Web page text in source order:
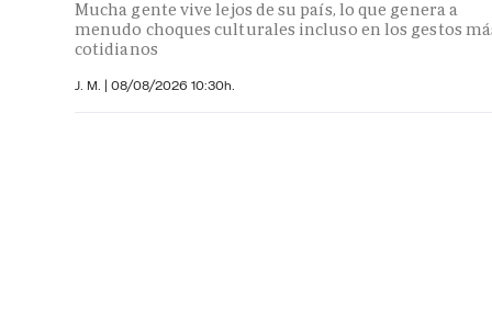
Mucha gente vive lejos de su país, lo que genera a
menudo choques culturales incluso en los gestos
cotidianos
J. M. | 08/08/2026 10:30h.